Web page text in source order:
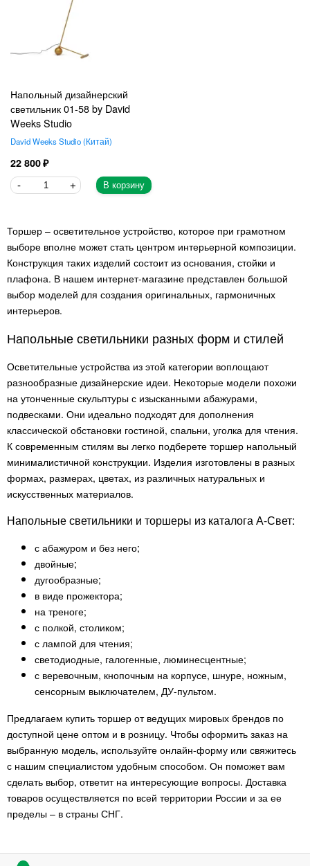
Напольный дизайнерский
светильник 01-58 by David
Weeks Studio
David Weeks Studio Китай
22 800
В корзину
Торшер – осветительное устройство, которое при грамотном
выборе вполне может стать центром интерьерной композиции.
Конструкция таких изделий состоит из основания, стойки и
плафона. В нашем интернет-магазине представлен большой
выбор моделей для создания оригинальных, гармоничных
интерьеров.
Напольные светильники разных форм и стилей
Осветительные устройства из этой категории воплощают
разнообразные дизайнерские идеи. Некоторые модели похожи
на утонченные скульптуры с изысканными абажурами,
подвесками. Они идеально подходят для дополнения
классической обстановки гостиной, спальни, уголка для чтения.
К современным стилям вы легко подберете торшер напольный
минималистичной конструкции. Изделия изготовлены в разных
формах, размерах, цветах, из различных натуральных и
искусственных материалов.
Напольные светильники и торшеры из каталога А-Свет:
с абажуром и без него;
двойные;
дугообразные;
в виде прожектора;
на треноге;
с полкой, столиком;
с лампой для чтения;
светодиодные, галогенные, люминесцентные;
с веревочным, кнопочным на корпусе, шнуре, ножным,
сенсорным выключателем, ДУ-пультом.
Предлагаем купить торшер от ведущих мировых брендов по
доступной цене оптом и в розницу. Чтобы оформить заказ на
выбранную модель, используйте онлайн-форму или свяжитесь
с нашим специалистом удобным способом. Он поможет вам
сделать выбор, ответит на интересующие вопросы. Доставка
товаров осуществляется по всей территории России и за ее
пределы – в страны СНГ.